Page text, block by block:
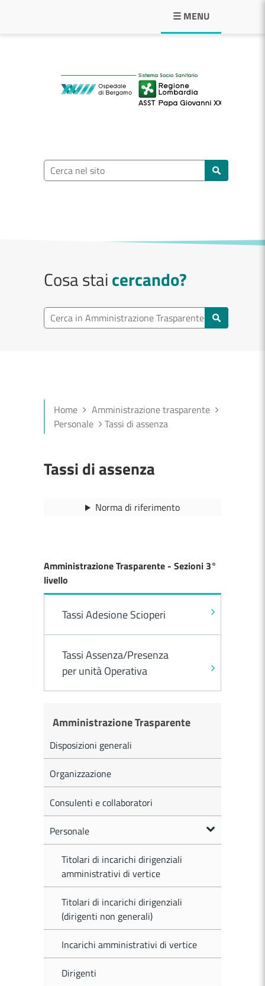
☰ MENU
ASST Papa
Ricerca nel sito
Cosa staicercando?
Home
Amministrazione trasparente
Personale
Tassi di assenza
Tassi di assenza
Norma di riferimento
Amministrazione Trasparente - Sezioni 3°
livello
Tassi Adesione Scioperi
Tassi Assenza/Presenza
per unità Operativa
Amministrazione Trasparente
Disposizioni generali
Organizzazione
Consulenti e collaboratori
Personale
Titolari di incarichi dirigenziali
amministrativi di vertice
Titolari di incarichi dirigenziali
(dirigenti non generali)
Incarichi amministrativi di vertice
Dirigenti